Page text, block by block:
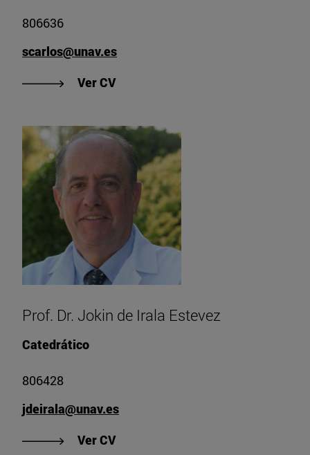
806636
scarlos@unav.es
Ver CV"Ver CV de Prof. Dra. Silvia Carlos
Prof. Dr. Jokin de Irala Estevez
Catedrático
806428
jdeirala@unav.es
Ver CV"Ver CV de Prof. Dr. Jokin de Irala